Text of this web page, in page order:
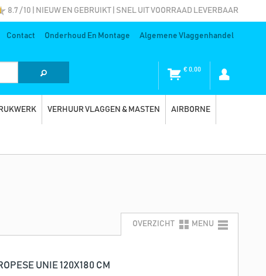
8.7 / 10 | NIEUW EN GEBRUIKT | SNEL UIT VOORRAAD LEVERBAAR
Contact Onderhoud En Montage Algemene Vlaggenhandel
€0,00
VERHUUR VLAGGEN & MASTEN AIRBORNE
OVERZICHT MENU
UNIE 120X180 CM